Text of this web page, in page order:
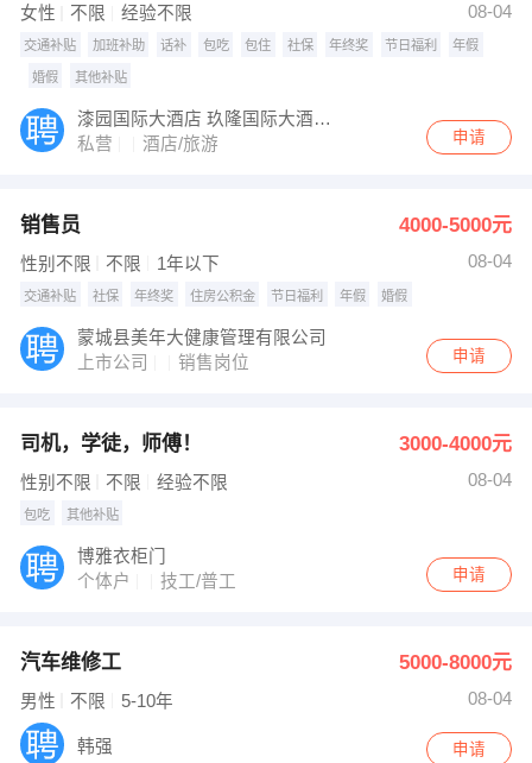
女性 不限 经验不限 08-04
交通补贴 加班补助 话补 包吃 包住 社保 年终奖 节日福利 年假
婚假 其他补贴
漆园国际大酒店 玖隆国际大酒店 鸿业国际大酒店
私营
酒店/旅游 申请
销售员 4000-5000元
性别不限 不限 1年以下 08-04
交通补贴 社保 年终奖 住房公积金 节日福利 年假 婚假
蒙城县美年大健康管理有限公司
上市公司
销售岗位 申请
司机，学徒，师傅！ 3000-4000元
性别不限 不限 经验不限 08-04
包吃 其他补贴
博雅衣柜门
个体户
技工/普工 申请
汽车维修工 5000-8000元
男性 不限 5-10年 08-04
韩强 申请